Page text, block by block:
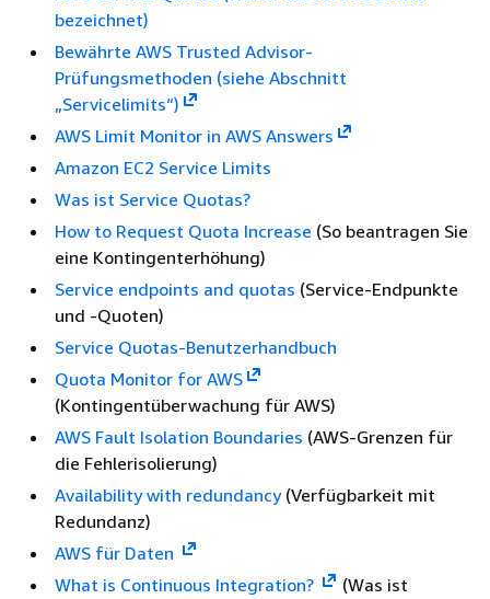
bezeichnet)
Bewährte AWS Trusted Advisor-
Prüfungsmethoden (siehe Abschnitt
„Servicelimits“)
AWS Limit Monitor in AWS Answers
Amazon EC2 Service Limits
Was ist Service Quotas?
How to Request Quota Increase (So beantragen Sie
eine Kontingenterhöhung)
Service endpoints and quotas (Service-Endpunkte
und -Quoten)
Service Quotas-Benutzerhandbuch
Quota Monitor for AWS
(Kontingentüberwachung für AWS)
AWS Fault Isolation Boundaries (AWS-Grenzen für
die Fehlerisolierung)
Availability with redundancy (Verfügbarkeit mit
Redundanz)
AWS für Daten
What is Continuous Integration?
(Was ist